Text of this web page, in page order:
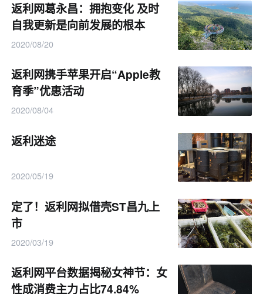
返利网葛永昌：拥抱变化 及时
自我更新是向前发展的根本
2020/08/20
返利网携手苹果开启“Apple教
育季”优惠活动
2020/08/04
返利迷途
2020/05/19
定了！返利网拟借壳ST昌九上
市
2020/03/19
返利网平台数据揭秘女神节：女
性成消费主力占比74.84%